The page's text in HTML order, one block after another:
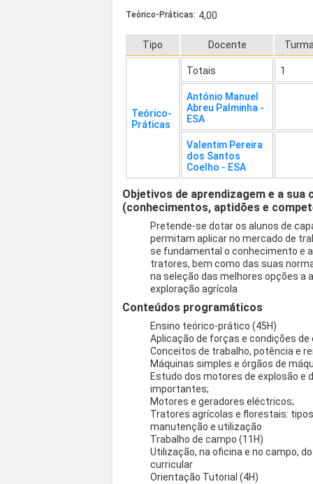
Teórico-Práticas: 4,00
Tipo Docente
Teórico-
Práticas
Totais 1
António Manuel
Abreu Palminha -
ESA
Valentim Pereira
dos Santos
Coelho - ESA
Objetivos de aprendizagem e a
(conhecimentos, aptidões e
Pretende-se dotar os alunos de
permitam aplicar no mercado de
se fundamental o conhecimento e
tratores, bem como das suas
na seleção das melhores opções a
exploração agrícola.
Conteúdos programáticos
Ensino teórico-prático (45H)
Aplicação de forças e condições
Conceitos de trabalho, potência e
Máquinas simples e órgãos de
Estudo dos motores de explosão
importantes;
Motores e geradores eléctricos;
Tratores agrícolas e florestais:
manutenção e utilização
Trabalho de campo (11H)
Utilização, na oficina e no campo,
curricular
Orientação Tutorial (4H)